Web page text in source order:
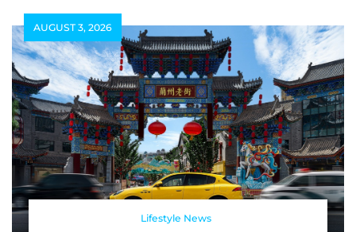
2025” ตอกย้ำผู้นำออมนิ
ชาแนลรีเทลเลอร์ของเมือง
ไทย
AUGUST 3, 2026
Lifestyle News